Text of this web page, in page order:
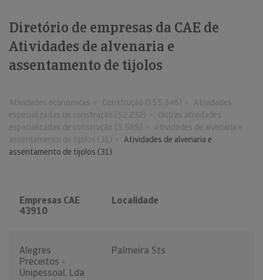
Diretório de empresas da CAE de
Atividades de alvenaria e
assentamento de tijolos
Atividades económicas Construção (155.346)
Atividades
especializadas de construção (52.232)
Outras atividades
especializadas de construção (5.565)
Atividades de alvenaria e
assentamento de tijolos (31)
Atividades de alvenaria e
assentamento de tijolos (31)
Empresas CAE
43910
Localidade
Alegres
Preceitos -
Unipessoal, Lda
Palmeira Sts